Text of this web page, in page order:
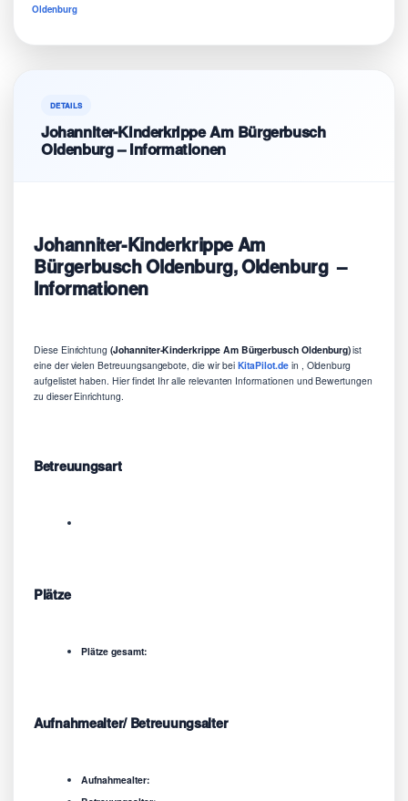
Oldenburg
DETAILS
Johanniter-Kinderkrippe Am Bürgerbusch
Oldenburg – Informationen
Johanniter-Kinderkrippe Am
Bürgerbusch Oldenburg, Oldenburg –
Informationen
Diese Einrichtung (Johanniter-Kinderkrippe Am Bürgerbusch Oldenburg)ist
eine der vielen Betreuungsangebote, die wir bei KitaPilot.dein , Oldenburg
aufgelistet haben. Hier findet Ihr alle relevanten Informationen und Bewertungen
zu dieser Einrichtung.
Betreuungsart
Plätze
Plätze gesamt:
Aufnahmealter/ Betreuungsalter
Aufnahmealter: